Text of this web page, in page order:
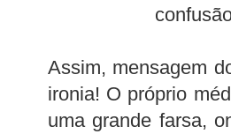
Assim, mensagem
ironia! O próprio
uma grande farsa,